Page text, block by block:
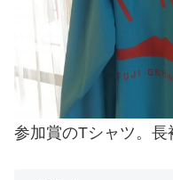
参加賞のTシャツ。長